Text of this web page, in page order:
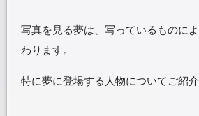
写真を見る夢は、写っているものに
わります。
特に夢に登場する人物についてご紹介